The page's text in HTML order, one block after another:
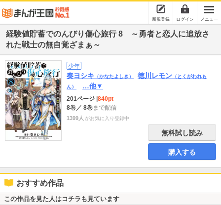
新規登録 ログイン メニュー
経験値貯蓄でのんびり傷心旅行 8 ～勇者と恋人に追放さ
れた戦士の無自覚ざまぁ～
少年
奏ヨシキ （かなたよしき） 徳川レモン （とくがわれも
ん）
…他▼
201ページ 840pt
8巻／ 8巻まで配信
1399人 がお気に入り登録中
無料試し読み
購入する
おすすめ作品
この作品を見た人はコチラも見ています